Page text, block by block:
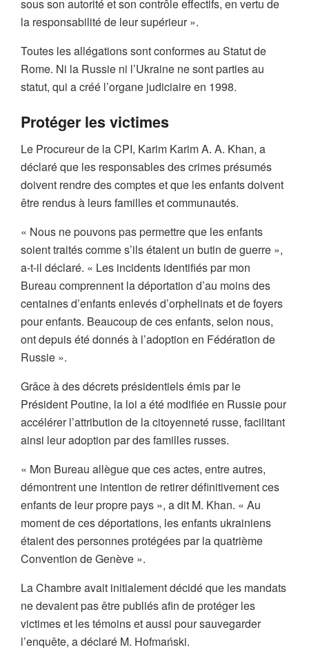
sous son autorité et son contrôle effectifs, en vertu de
la responsabilité de leur supérieur ».
Toutes les allégations sont conformes au Statut de
Rome. Ni la Russie ni l’Ukraine ne sont parties au
statut, qui a créé l’organe judiciaire en 1998.
Protéger les victimes
Le Procureur de la CPI, Karim Karim A. A. Khan, a
déclaré que les responsables des crimes présumés
doivent rendre des comptes et que les enfants doivent
être rendus à leurs familles et communautés.
« Nous ne pouvons pas permettre que les enfants
soient traités comme s’ils étaient un butin de guerre »,
a-t-il déclaré. « Les incidents identifiés par mon
Bureau comprennent la déportation d’au moins des
centaines d’enfants enlevés d’orphelinats et de foyers
pour enfants. Beaucoup de ces enfants, selon nous,
ont depuis été donnés à l’adoption en Fédération de
Russie ».
Grâce à des décrets présidentiels émis par le
Président Poutine, la loi a été modifiée en Russie pour
accélérer l’attribution de la citoyenneté russe, facilitant
ainsi leur adoption par des familles russes.
« Mon Bureau allègue que ces actes, entre autres,
démontrent une intention de retirer définitivement ces
enfants de leur propre pays », a dit M. Khan. « Au
moment de ces déportations, les enfants ukrainiens
étaient des personnes protégées par la quatrième
Convention de Genève ».
La Chambre avait initialement décidé que les mandats
ne devaient pas être publiés afin de protéger les
victimes et les témoins et aussi pour sauvegarder
l’enquête, a déclaré M. Hofmański.